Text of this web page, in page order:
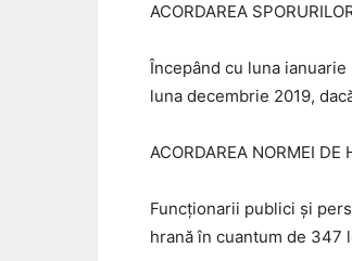
ACORDAREA
Începând cu luna
luna decembrie 2019,
ACORDAREA NORMEI DE
Funcţionarii publici şi
hrană în cuantum de 347